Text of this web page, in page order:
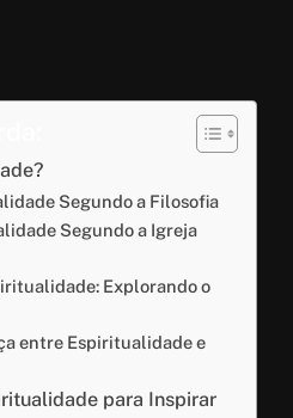
Segundo a Filosofia
Segundo a Igreja
Explorando o
entre Espiritualidade e
para Inspirar